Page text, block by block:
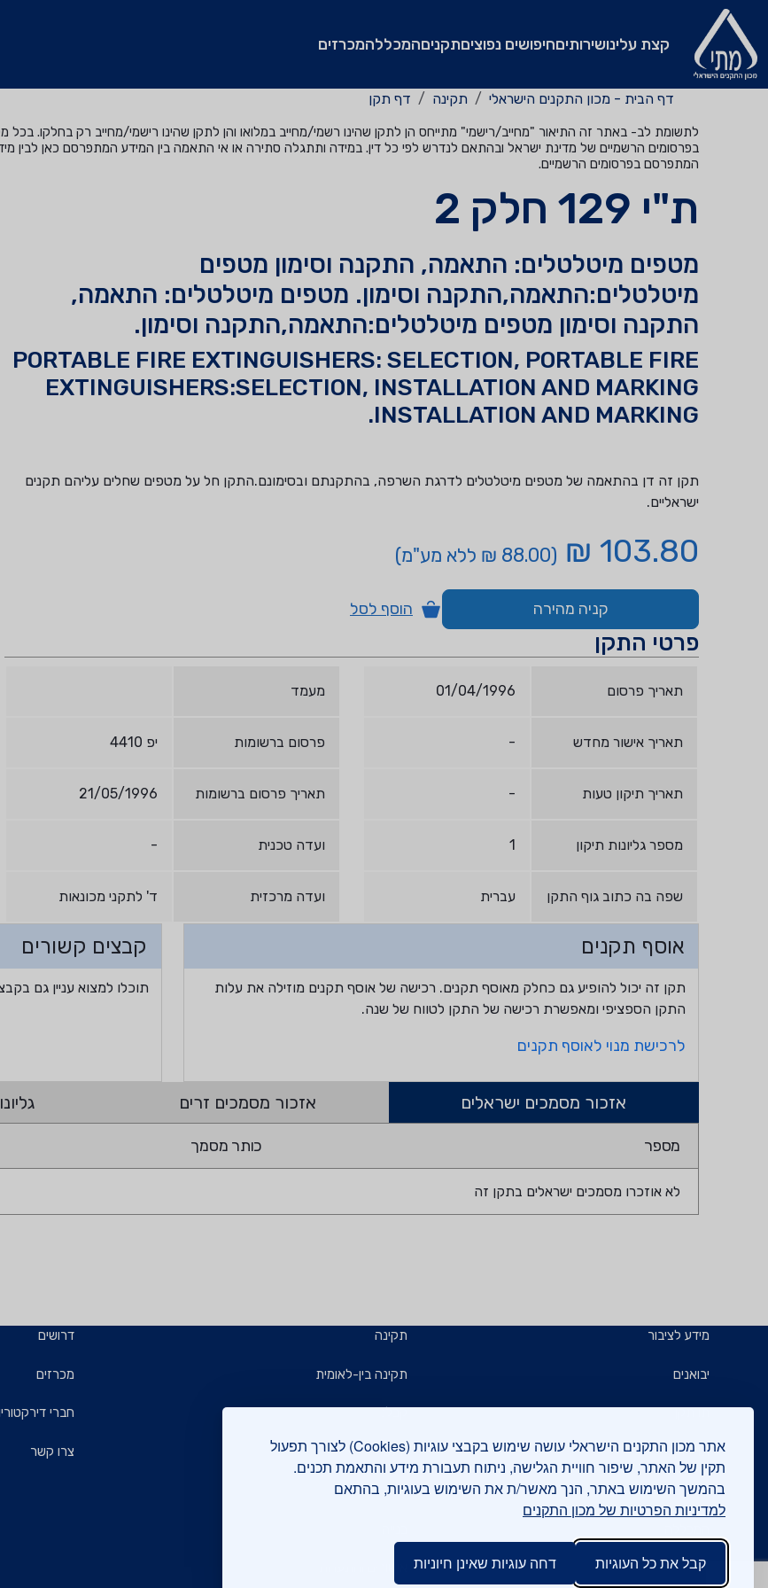
אתר מכון התקנים הישראלי עושה שימוש בקבצי עוגיות (Cookies) לצורך תפעול
תקין של האתר, שיפור חוויית הגלישה, ניתוח תעבורת מידע והתאמת תכנים.
בהמשך השימוש באתר, הנך מאשר/ת את השימוש בעוגיות, בהתאם
למדיניות הפרטיות של מכון התקנים
קבל את כל העוגיות דחה עוגיות שאינן חיוניות
קצת עלינושירותיםחיפושים נפוציםתקניםהמכללהמכרזים
דף הבית - מכון התקנים הישראלי תקינה דף תקן
לתשומת לב- באתר זה התיאור "מחייב/רישמי" מתייחס הן לתקן שהינו רשמי/מחייב במלואו והן לתקן שהינו רישמי/מחייב רק בחלקו. בכל
בפרסומים הרשמיים של מדינת ישראל ובהתאם לנדרש לפי כל דין. במידה ותתגלה סתירה או אי התאמה בין המידע המתפרסם כאן לבין
המתפרסם בפרסומים הרשמיים.
ת"י 129 חלק 2
מטפים מיטלטלים: התאמה, התקנה וסימון מטפים
מיטלטלים:התאמה,התקנה וסימון. מטפים מיטלטלים: התאמה,
התקנה וסימון מטפים מיטלטלים:התאמה,התקנה וסימון.
PORTABLE FIRE EXTINGUISHERS: SELECTION, PORTABLE FIRE
EXTINGUISHERS:SELECTION, INSTALLATION AND MARKING
INSTALLATION AND MARKING.
תקן זה דן בהתאמה של מטפים מיטלטלים לדרגת השרפה, בהתקנתם ובסימונם.התקן חל על מטפים שחלים עליהם תקנים
ישראליים.
103.80 ₪ (88.00 ₪ ללא מע"מ)
קניה מהירה הוסף לסל
פרטי התקן
תאריך פרסום 01/04/1996
תאריך אישור מחדש -
תאריך תיקון טעות -
מספר גליונות תיקון 1
שפה בה כתוב גוף התקן עברית
מעמד
פרסום ברשומות יפ 4410
תאריך פרסום ברשומות 21/05/1996
ועדה טכנית -
ועדה מרכזית ד' לתקני מכונאות
אוסף תקנים
תקן זה יכול להופיע גם כחלק מאוסף תקנים. רכישה של אוסף תקנים מוזילה את עלות
התקן הספציפי ומאפשרת רכישה של התקן לטווח של שנה.
לרכישת מנוי לאוסף תקנים
קבצים קשורים
תוכלו למצוא עניין גם
אזכור מסמכים ישראלים אזכור מסמכים זרים
מספר כותר מסמך
לא אוזכרו מסמכים ישראלים בתקן זה
מידע לציבור
יבואנים
תו תקן
תו ירוק
יצואנים
תקינה
תקינה בין-לאומית
קבלנים ויזמים
תעשיינים
בדיקות
דרושים
מכרזים
חברי
צרו קשר